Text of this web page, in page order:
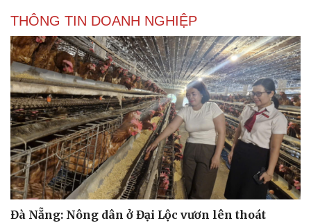
THÔNG TIN DOANH NGHIỆP
Đà Nẵng: Nông dân ở Đại Lộc vươn lên thoát